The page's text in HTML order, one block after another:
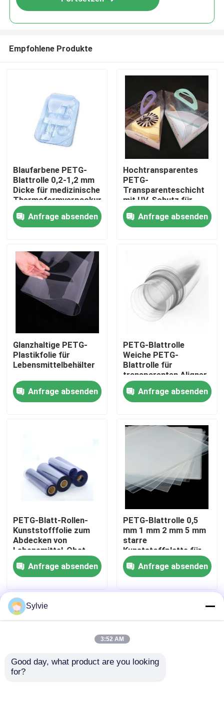
Haus
Produkte
Über uns
Fabrik-Ausflug
Treten Sie mit uns in Verbindung
Nachrichten
PET-Rolle
PETG-Blatt-Rolle
PETG-Harz
Winkel- des Leistungshebelsharz
Winkel- des Leistungshebelsblatt-Rolle
PVC-Kunststoffplatte
Empfohlene Produkte
Blaufarbene PETG-
Blattrolle 0,2-1,2 mm
Dicke für medizinische
Thermoformverpackungen
Anfrage absenden
Hochtransparentes
PETG-
Transparenteschicht
mit UV-Schutz für
Gesichtsschilde
Anfrage absenden
Glanzhaltige PETG-
Plastikfolie für
Lebensmittelbehälter
Anfrage absenden
PETG-Blattrolle
Weiche PETG-
Blattrolle für
transparenten Aligner
Anfrage absenden
PETG-Blatt-Rollen-
Kunststofffolie zum
Abdecken von
Lebensmittel-Obst-
Verpackungen
Anfrage absenden
PETG-Blattrolle 0,5
mm 1 mm 2 mm 5 mm
starre
Kunststoffplatte für
die Anzeige
Anfrage absenden
Startseite
Seitenverzeichnis
Datenschutz-Bestimmungen
QualitätPET-FolieChina Fabrik.Copyright © 2026
Sylvie
3:52 AM
Good day, what product are you looking
for?